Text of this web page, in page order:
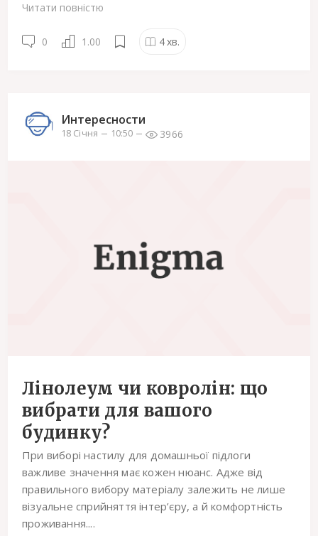
Читати повністю
0 1.00 4хв.
Интересности
18 Січня 10:50 3966
Лінолеум чи ковролін: що
вибрати для вашого
будинку?
При виборі настилу для домашньої підлоги
важливе значення має кожен нюанс. Адже від
правильного вибору матеріалу залежить не лише
візуальне сприйняття інтер’єру, а й комфортність
проживання....